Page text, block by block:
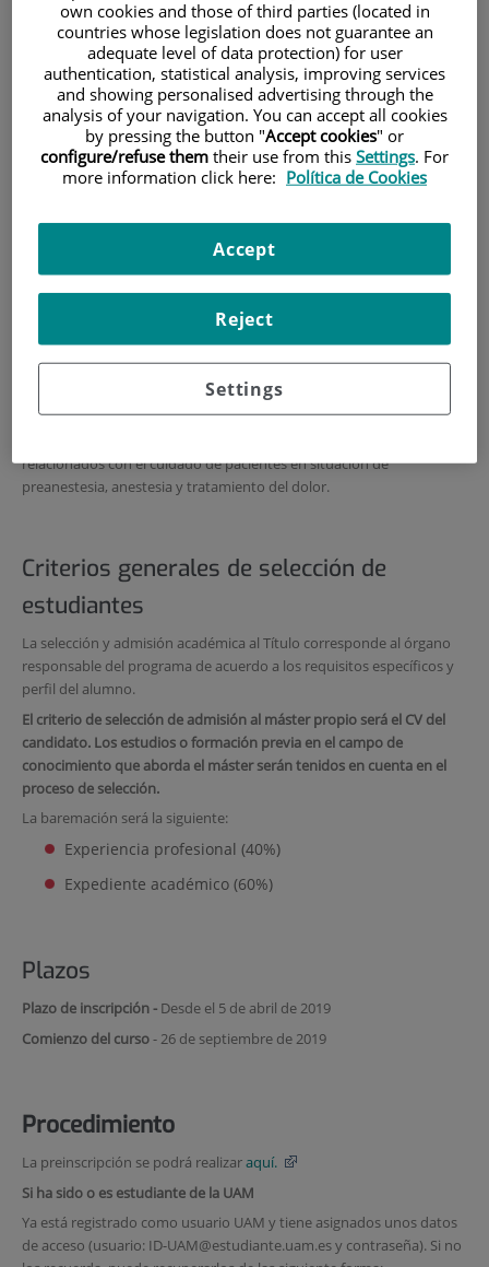
Preinscripción, admisión y
matrícula
Requisitos de acceso y condiciones
Por las características del máster propuesto,es un requisito de
acceso estar en posesión del Título Oficial de
Serán méritos complementarios los que provienen de un curriculum
relacionado con actividades vinculadas a la asistencia del paciente en
unidades/ consultas del dolor, consultas de preanestesia/ anestesia,
unidades de recuperación anestésica y de reanimación.
El máster va, por tanto, dirigido a estudiantes con formación en
Enfermería acreditada (título universitario oficial español u otro
expedido por una institución de educación superior perteneciente a
otro Estado integrante del Espacio Europeo de Educación Superior
que faculte en el mismo para el acceso a enseñanzas de Máster) y
relacionados con el cuidado de pacientes en situación de
preanestesia, anestesia y tratamiento del dolor.
Criterios generales de selección de
estudiantes
La selección y admisión académica al Título corresponde al órgano
responsable del programa de acuerdo a los requisitos específicos y
perfil del alumno.
El criterio de selección de admisión al máster propio será el CV del
candidato. Los estudios o formación previa en el campo de
conocimiento que aborda el máster serán tenidos en cuenta en el
proceso de selección.
La baremación será la siguiente:
Experiencia profesional (40%)
Expediente académico (60%)
Plazos
Plazo de inscripción - Desde el 5 de abril de 2019
Comienzo del curso- 26 de septiembre de 2019
Procedimiento
La preinscripción se podrá realizaraquí.
Si ha sido o es estudiante de la UAM
Ya está registrado como usuario UAM y tiene asignados unos datos
de acceso (usuario: ID-UAM@estudiante.uam.es y contraseña). Si no
own cookies and those of third parties (located in
countries whose legislation does not guarantee an
adequate level of data protection) for user
authentication, statistical analysis, improving services
and showing personalised advertising through the
analysis of your navigation. You can accept all cookies
by pressing the button "Accept cookies" or
configure/refuse them their use from this Settings. For
more information click here: Política de Cookies
Settings
Reject
Accept